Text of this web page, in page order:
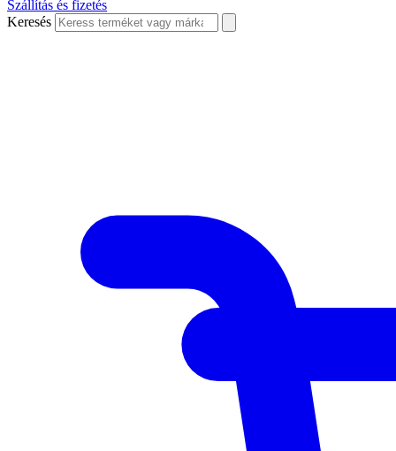
Szállítás és fizetés
Keresés